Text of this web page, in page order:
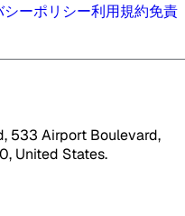
シーポリシー利用規約免責
533 Airport Boulevard,
United States.